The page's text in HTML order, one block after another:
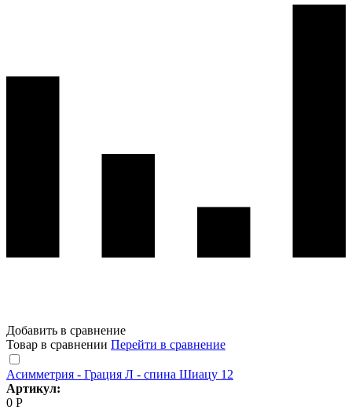
Добавить в сравнение
Товар в сравнении Перейти в сравнение
Асимметрия - Грация Л - спина Шиацу 12
Артикул:
0 Р